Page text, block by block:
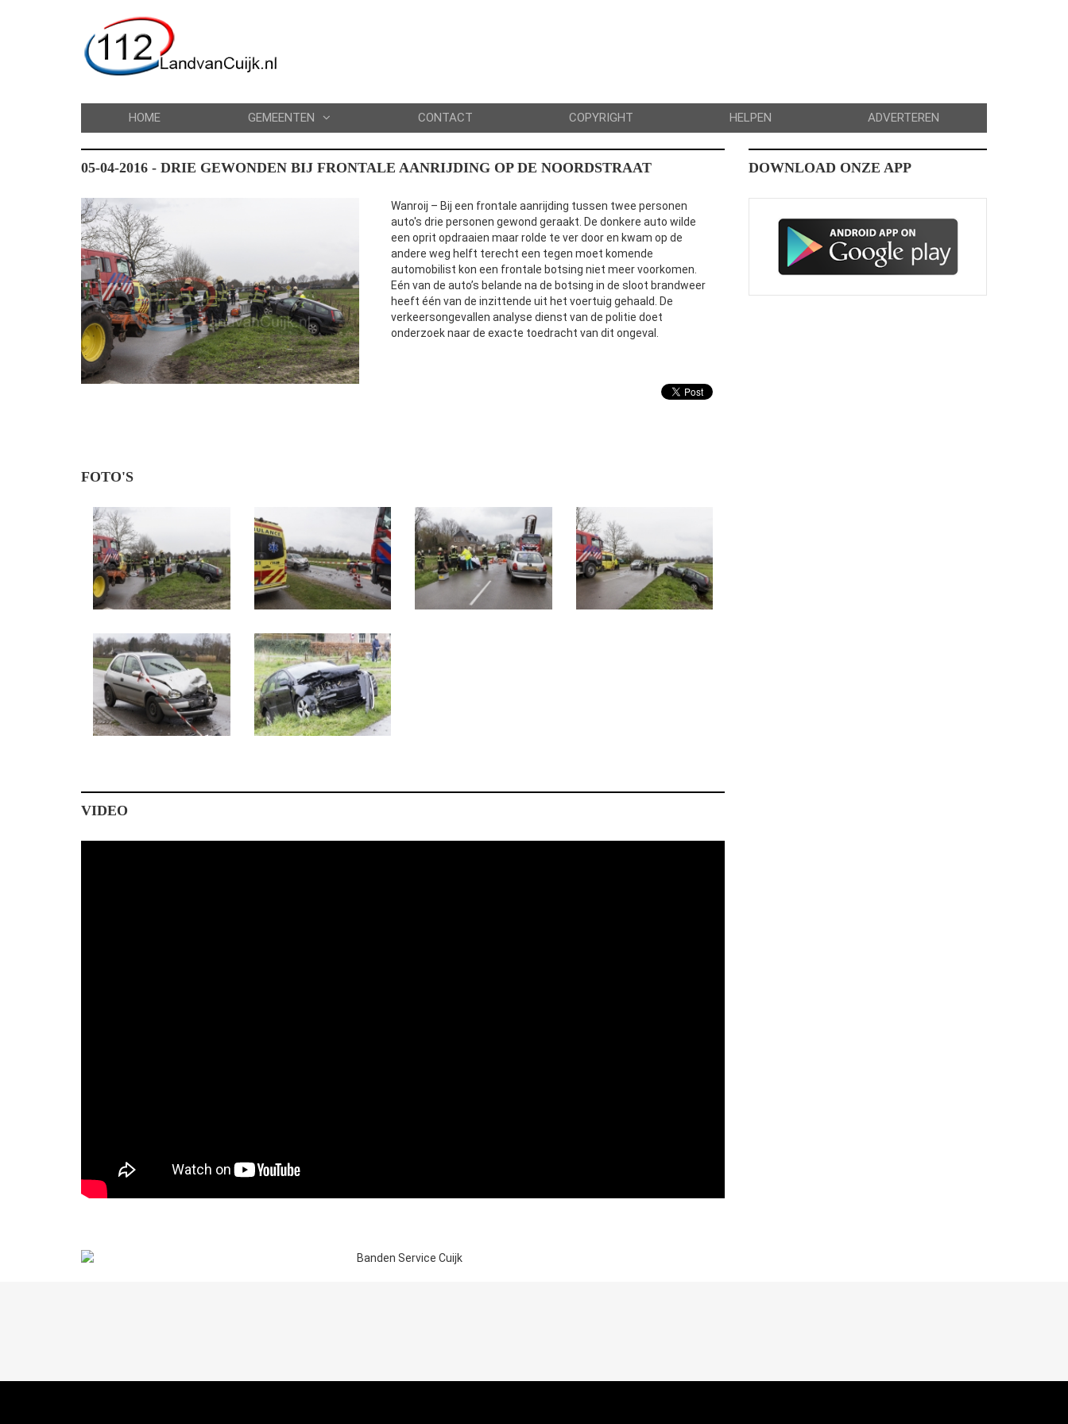
HOME GEMEENTEN CONTACT COPYRIGHT HELPEN ADVERTEREN
05-04-2016 - DRIE GEWONDEN BIJ FRONTALE AANRIJDING OP DE NOORDSTRAAT
Wanroij – Bij een frontale aanrijding tussen twee personen
auto's drie personen gewond geraakt. De donkere auto wilde
een oprit opdraaien maar rolde te ver door en kwam op de
andere weg helft terecht een tegen moet komende
automobilist kon een frontale botsing niet meer voorkomen.
Eén van de auto’s belande na de botsing in de sloot brandweer
heeft één van de inzittende uit het voertuig gehaald. De
verkeersongevallen analyse dienst van de politie doet
onderzoek naar de exacte toedracht van dit ongeval.
FOTO'S
VIDEO
DOWNLOAD ONZE APP